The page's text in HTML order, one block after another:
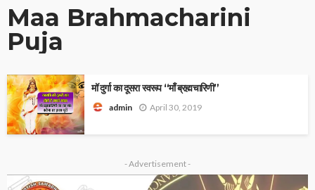
Maa Brahmacharini
Puja
माॅ दुर्गा का दूसरा स्वरूप “माँ ब्रह्मचारिणी”
admin April 30, 2019
- Advertisement -